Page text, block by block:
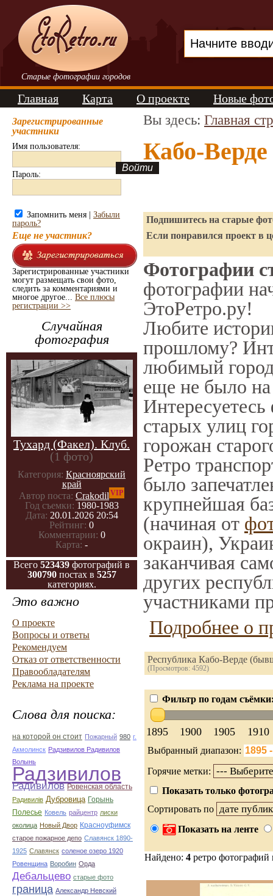
Старые фотографии городов
Главная Карта О проекте Новые
Зарегистрированные
участники
Имя пользователя:
Пароль:
Запомнить меня | Забыли
пароль?
Еще не участник?
Зарегистрированные участники
могут размещать свои фото,
следить за комментариями и
многое другое... Все плюсы
регистрации >>
Случайная
фотография
Тухард (Факел). Клуб.
(1 фото)
Категория: Красноярский
край
Автор поста: Crakodil VIP
Год съемки: 1980-1983
Дата: 20.01.2026 20:54
Рейтинг: 0
Комментарии: 0
Карта: -
Всего 523439 фотографий в
300790постах в 5257
категориях.
Это важно
О проекте
Вопросы и ответы
Рекомендуем
Отказ от ответственности
Правообладателям
Реклама на проекте
Слова для поиска:
на которой он стоит Пожарный 980 г.
Акмолинск Радзивилов Радивилов
Волынь
Радзивилов
Радивилов Ровенская область
Радивилiв Дубровица Горынь
Полесье Ковель райцентр лиски
околица Новый Двор Красноуфимск
старое пожарное депо Славянск 1890-
1925 Славянск соленое озеро 1920
Ровенщина Воробин Орда
Дебальцево старые фото
граница Александр Невский
Вы здесь: Главная
Кабо-
Подпишитесь на старые
Если понравился проект в
Фотографии
фотографии
ЭтоРетро.ру!
Любите
прошлому?
любимый
еще не было на
Интересуетесь
старых улиц
горожан
Ретро
было
крупнейшая
(начиная от
окраин),
заканчивая
других
участниками
Подробнее о
Республика Кабо-Верде
(Просмотров: 4592)
Фильтр по годам
1895 1900 1905 1910
Выбранный диапазон:
Горячие метки:
Показать только
Сортировать по
Показать на ленте
Найдено: 4 ретро